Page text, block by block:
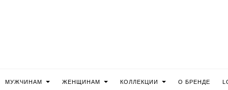
МУЖЧИНАМ ЖЕНЩИНАМ КОЛЛЕКЦИИ О БРЕНДЕ